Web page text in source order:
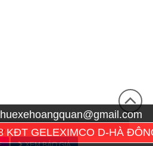
KĐT GELEXIMCO D-HÀ